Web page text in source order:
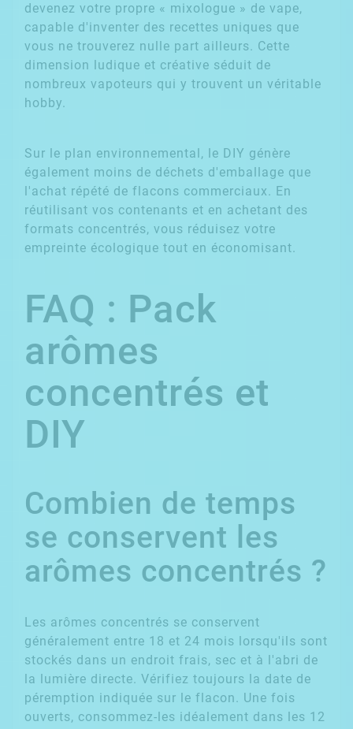
devenez votre propre « mixologue » de vape,
capable d'inventer des recettes uniques que
vous ne trouverez nulle part ailleurs. Cette
dimension ludique et créative séduit de
nombreux vapoteurs qui y trouvent un véritable
hobby.
Sur le plan environnemental, le DIY génère
également moins de déchets d'emballage que
l'achat répété de flacons commerciaux. En
réutilisant vos contenants et en achetant des
formats concentrés, vous réduisez votre
empreinte écologique tout en économisant.
FAQ : Pack
arômes
concentrés et
DIY
Combien de temps
se conservent les
arômes concentrés ?
Les arômes concentrés se conservent
généralement entre 18 et 24 mois lorsqu'ils sont
stockés dans un endroit frais, sec et à l'abri de
la lumière directe. Vérifiez toujours la date de
péremption indiquée sur le flacon. Une fois
ouverts, consommez-les idéalement dans les 12